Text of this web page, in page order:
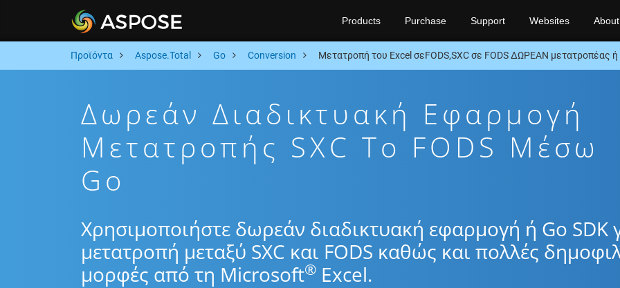
Products Purchase Support Websites About
Προϊόντα Aspose.Total Go Conversion Μετατροπή του Excel σεFODS,SXC σε FODS ΔΩΡΕΑΝ μετατροπέας ή
Δωρεάν Διαδικτυακή Εφαρμογή
Μετατροπής SXC To FODS Μέσω
Go
Χρησιμοποιήστε δωρεάν διαδικτυακή εφαρμογή ή Go SDK
μετατροπή μεταξύ SXC και FODS καθώς και πολλές
μορφές από τη Microsoft® Excel.